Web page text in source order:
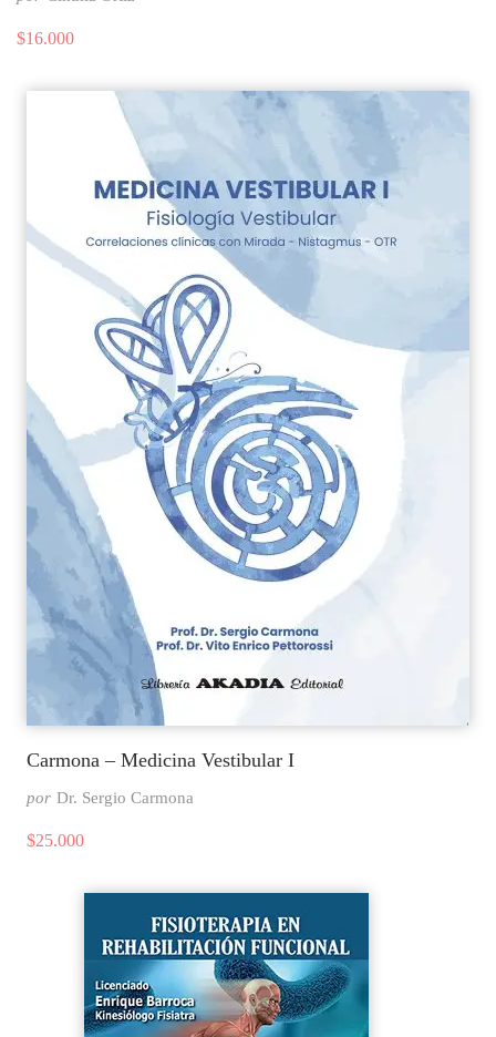
$16.000
Carmona – Medicina Vestibular I
por Dr. Sergio Carmona
$25.000